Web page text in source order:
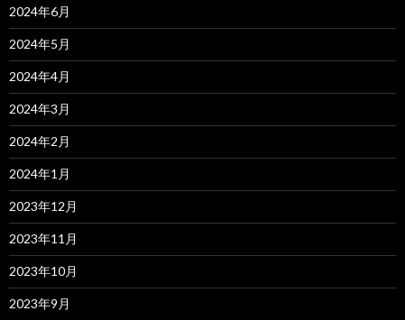
2024年6月
2024年5月
2024年4月
2024年3月
2024年2月
2024年1月
2023年12月
2023年11月
2023年10月
2023年9月